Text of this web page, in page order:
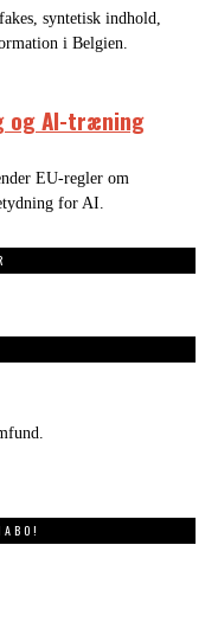
syntetisk indhold,
i Belgien.
og AI-træning
EU-regler om
for AI.